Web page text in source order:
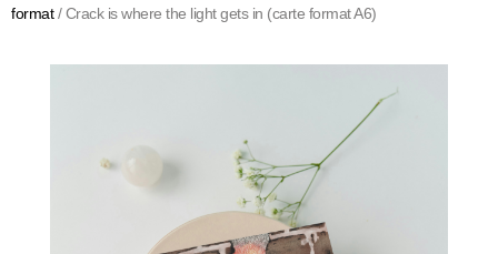
format/ Crack is where the light gets in (carte format A6)